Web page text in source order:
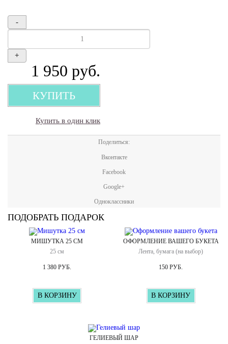
-
+
1 950 руб.
КУПИТЬ
Купить в один клик
Поделиться:
Вконтакте
Facebook
Google+
Одноклассники
ПОДОБРАТЬ ПОДАРОК
МИШУТКА 25 СМ
25 см
1 380 РУБ.
В КОРЗИНУ
ОФОРМЛЕНИЕ ВАШЕГО БУКЕТА
Лента, бумага (на выбор)
150 РУБ.
В КОРЗИНУ
ГЕЛИЕВЫЙ ШАР